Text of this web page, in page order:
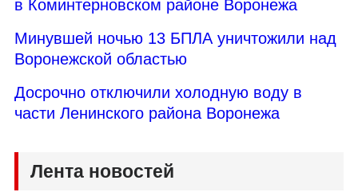
в Коминтерновском районе Воронежа
Минувшей ночью 13 БПЛА уничтожили над
Воронежской областью
Досрочно отключили холодную воду в
части Ленинского района Воронежа
Лента новостей